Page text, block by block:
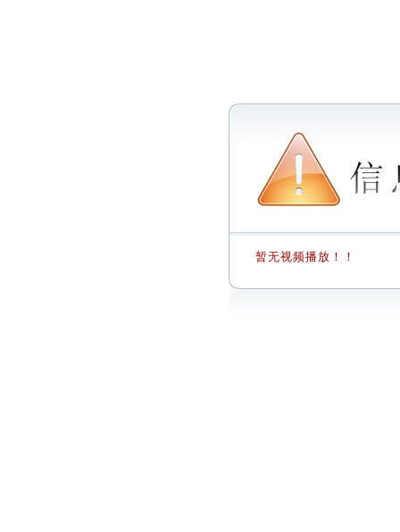
暂无视频播放！！